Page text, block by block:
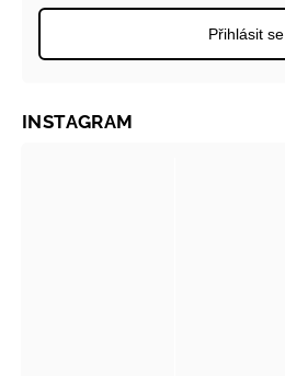
Přihlásit se
INSTAGRAM